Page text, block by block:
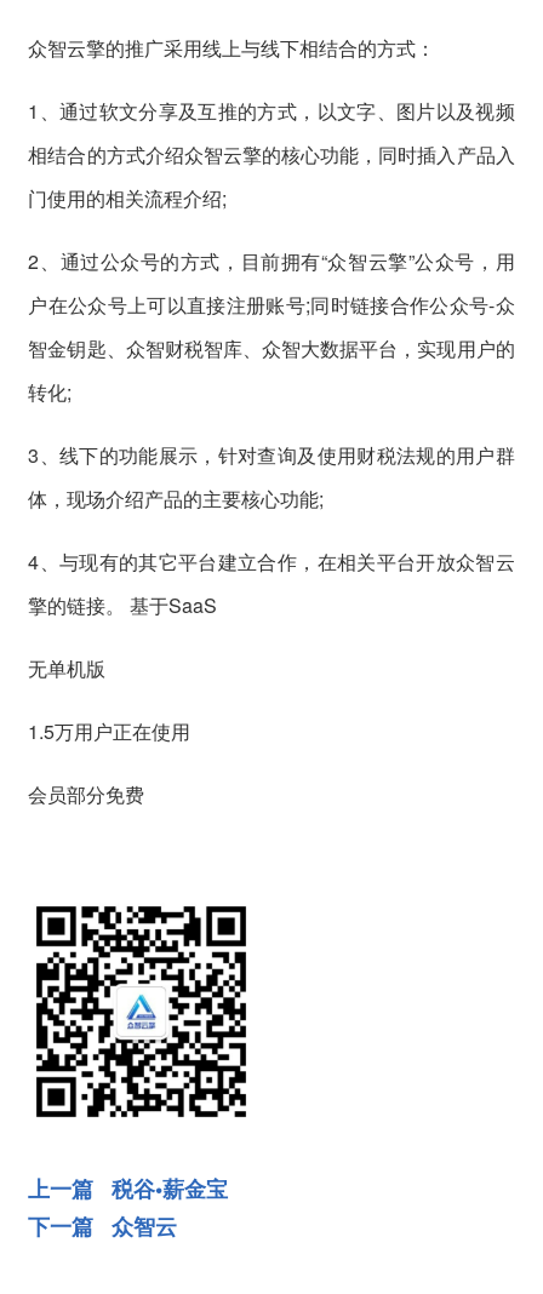
众智云擎的推广采用线上与线下相结合的方式：
1、通过软文分享及互推的方式，以文字、图片以及视频
相结合的方式介绍众智云擎的核心功能，同时插入产品入
门使用的相关流程介绍;
2、通过公众号的方式，目前拥有“众智云擎”公众号，用
户在公众号上可以直接注册账号;同时链接合作公众号-众
智金钥匙、众智财税智库、众智大数据平台，实现用户的
转化;
3、线下的功能展示，针对查询及使用财税法规的用户群
体，现场介绍产品的主要核心功能;
4、与现有的其它平台建立合作，在相关平台开放众智云
擎的链接。 基于SaaS
无单机版
1.5万用户正在使用
会员部分免费
上一篇 税谷•薪金宝
下一篇 众智云